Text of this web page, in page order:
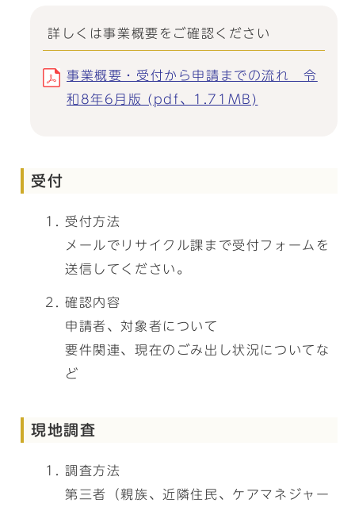
詳しくは事業概要をご確認ください
事業概要・受付から申請までの流れ 令
和8年6月版 (pdf、1.71MB)
受付
受付方法
メールでリサイクル課まで受付フォームを
送信してください。
確認内容
申請者、対象者について
要件関連、現在のごみ出し状況についてな
ど
現地調査
調査方法
第三者（親族、近隣住民、ケアマネジャー